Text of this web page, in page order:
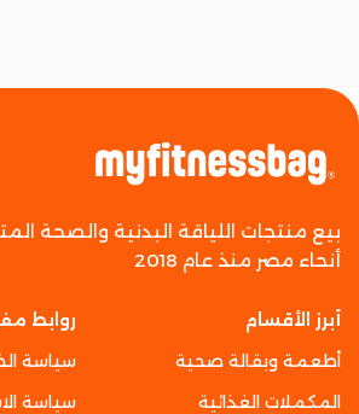
بيع منتجات اللياقة البدنية والصحة
أنحاء مصر منذ عام 2018
أبرز الأقسام
أطعمة وبقالة صحية
المكملات الغذائية
روابط
سياسة
سياسة